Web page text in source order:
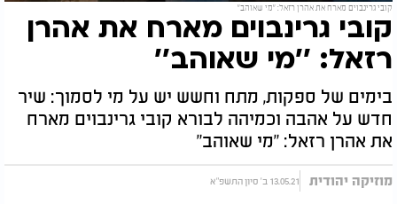
קובי גרינבוים מארח את אהרן רזאל: "מי שאוהב"
קובי גרינבוים מארח את אהרן
רזאל: ’’מי שאוהב’’
בימים של ספקות, מתח וחשש יש על מי לסמוך: שיר
חדש על אהבה וכמיהה לבורא קובי גרינבוים מארח
את אהרן רזאל: "מי שאוהב"
מוזיקה יהודית 13.05.21 ב' סיון התשפ"א